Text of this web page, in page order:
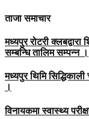
ताजा समाचार
मध्यपुर रोटरी
सम्बन्धि तालिम सम्पन्न ।
मध्यपुर थिमि
।
विनायकमा स्वास्थ्य